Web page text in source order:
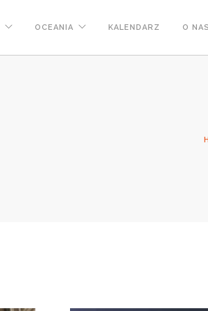
OCEANIA KALENDARZ O